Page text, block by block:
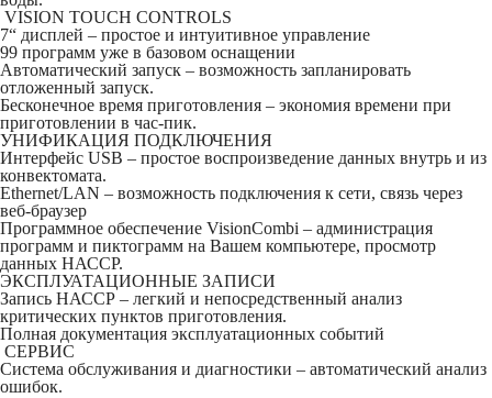
VISION TOUCH CONTROLS
7“ дисплей – простое и интуитивное управление
99 программ уже в базовом оснащении
Автоматический запуск – возможность запланировать
отложенный запуск.
Бесконечное время приготовления – экономия времени при
приготовлении в час-пик.
УНИФИКАЦИЯ ПОДКЛЮЧЕНИЯ
Интерфейс USB – простое воспроизведение данных внутрь и из
конвектомата.
Ethernet/LAN – возможность подключения к сети, связь через
веб-браузер
Программное обеспечение VisionCombi – администрация
программ и пиктограмм на Вашем компьютере, просмотр
данных НАССР.
ЭКСПЛУАТАЦИОННЫЕ ЗАПИСИ
Запись НАССР – легкий и непосредственный анализ
критических пунктов приготовления.
Полная документация эксплуатационных событий
СЕРВИС
Система обслуживания и диагностики – автоматический анализ
ошибок.